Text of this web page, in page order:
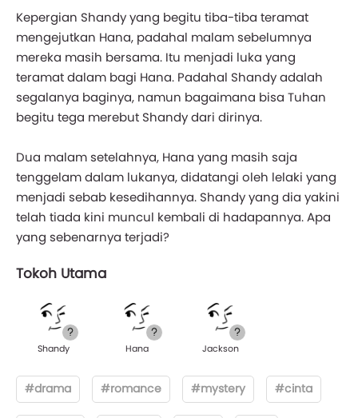
Kepergian Shandy yang begitu tiba-tiba teramat
mengejutkan Hana, padahal malam sebelumnya
mereka masih bersama. Itu menjadi luka yang
teramat dalam bagi Hana. Padahal Shandy adalah
segalanya baginya, namun bagaimana bisa Tuhan
begitu tega merebut Shandy dari dirinya.
Dua malam setelahnya, Hana yang masih saja
tenggelam dalam lukanya, didatangi oleh lelaki yang
menjadi sebab kesedihannya. Shandy yang dia yakini
telah tiada kini muncul kembali di hadapannya. Apa
yang sebenarnya terjadi?
Tokoh Utama
Shandy Hana Jackson
#drama #romance #mystery #cinta